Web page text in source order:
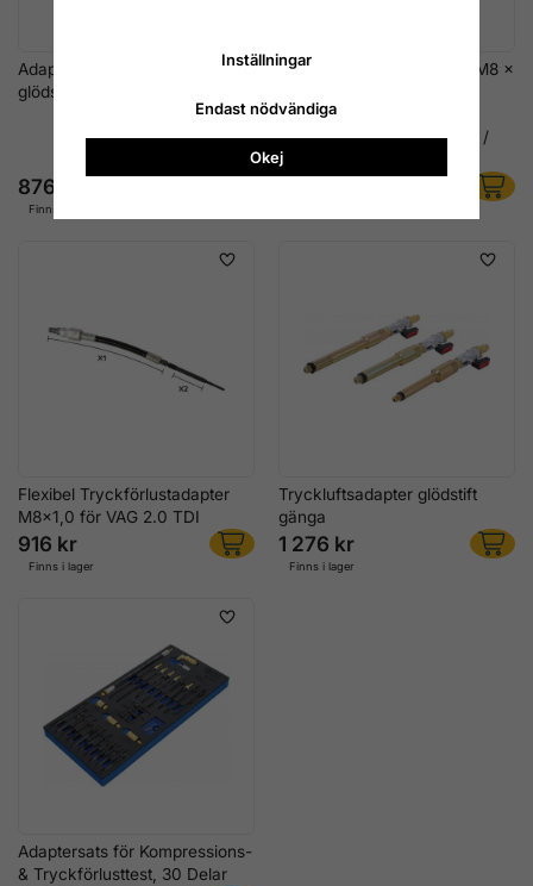
Adapter M8x1,0 135 mm för
glödstift – Diesel trycktest
876 kr
Finns ej i lager
Kompressionstestadapter M8 x
Mercedes & Jeep Diesel
OM640 / OM642 / OM646 /
OM651
Flexibel Tryckförlustadapter
M8x1,0 för VAG 2.0 TDI
916 kr
Finns i lager
Tryckluftsadapter glödstift
gänga
1 276 kr
Finns i lager
Adaptersats för Kompressions-
& Tryckförlusttest, 30 Delar
Inställningar
Endast nödvändiga
Okej